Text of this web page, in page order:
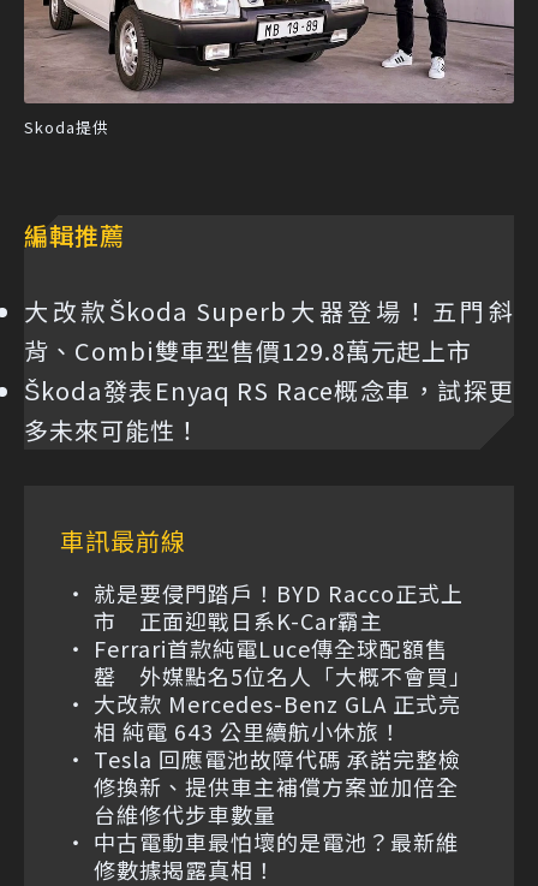
Skoda提供
編輯推薦
大改款Škoda Superb大器登場！五門斜
背、Combi雙車型售價129.8萬元起上市
Škoda發表Enyaq RS Race概念車，試探更
多未來可能性！
車訊最前線
就是要侵門踏戶！BYD Racco正式上
市 正面迎戰日系K-Car霸主
Ferrari首款純電Luce傳全球配額售
罄 外媒點名5位名人「大概不會買」
大改款 Mercedes-Benz GLA 正式亮
相 純電 643 公里續航小休旅！
Tesla 回應電池故障代碼 承諾完整檢
修換新、提供車主補償方案並加倍全
台維修代步車數量
中古電動車最怕壞的是電池？最新維
修數據揭露真相！